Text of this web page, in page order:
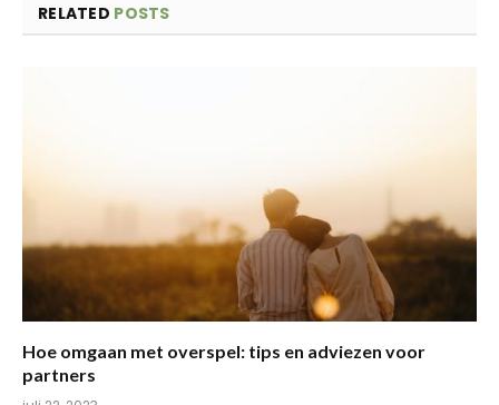
RELATED POSTS
Hoe omgaan met overspel: tips en adviezen voor
partners